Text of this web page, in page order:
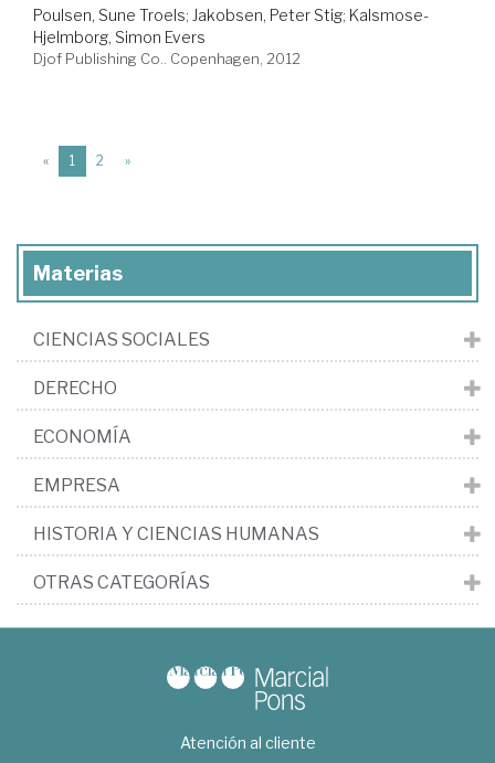
Poulsen, Sune Troels; Jakobsen, Peter Stig; Kalsmose-
Hjelmborg, Simon Evers
Djof Publishing Co.. Copenhagen, 2012
« 1 (current)
2 »
Materias
CIENCIAS SOCIALES
DERECHO
ECONOMÍA
EMPRESA
HISTORIA Y CIENCIAS HUMANAS
OTRAS CATEGORÍAS
Atención al cliente